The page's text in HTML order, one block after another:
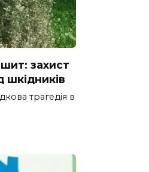
захист
шкідників
трагедія в